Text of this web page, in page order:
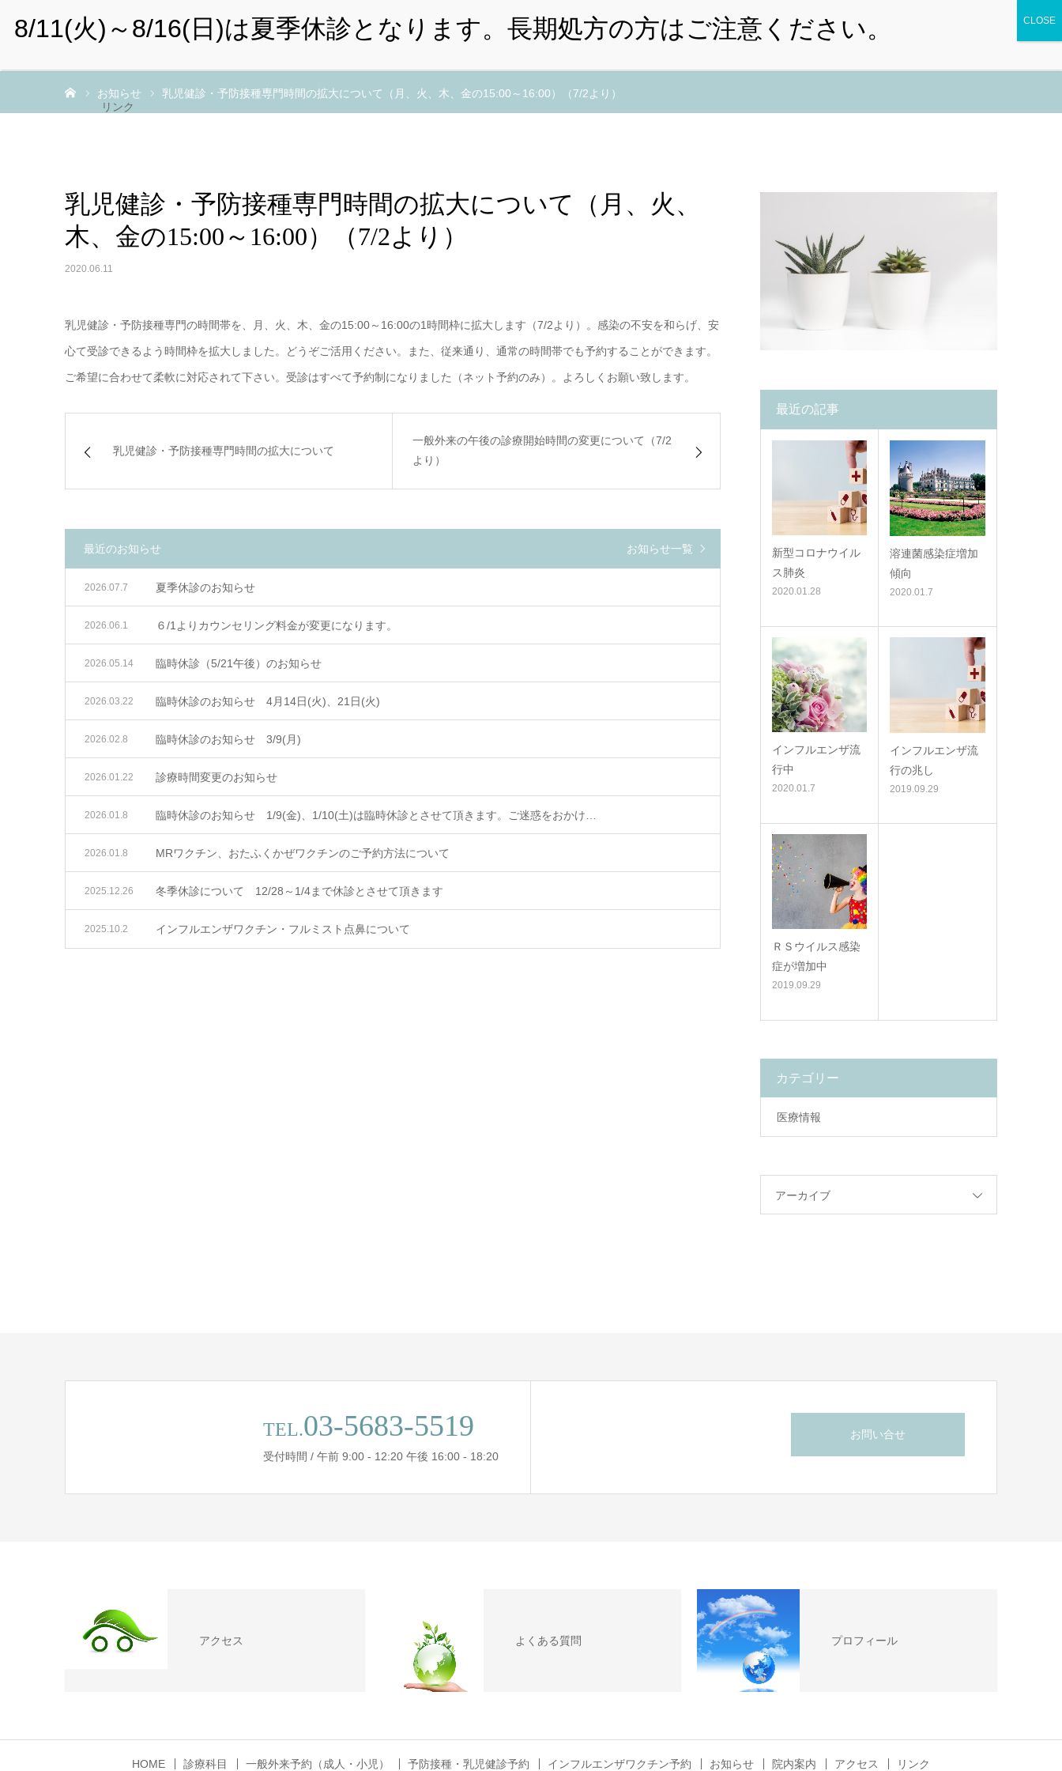
までのこうじクリニック
HOME 診療科目 一般外来予約（成人・小児） 予防接種・乳児健診予約 インフルエンザワクチン予約 お知らせ 院内案内
リンク
お知らせ 乳児健診・予防接種専門時間の拡大について（月、火、木、金の15:00～16:00）（7/2より）
乳児健診・予防接種専門時間の拡大について（月、火、
木、金の15:00～16:00）（7/2より）
2020.06.11
乳児健診・予防接種専門の時間帯を、月、火、木、金の15:00～16:00の1時間枠に拡大します（7/2より）。感染の不安を和らげ、安
心て受診できるよう時間枠を拡大しました。どうぞご活用ください。また、従来通り、通常の時間帯でも予約することができます。
ご希望に合わせて柔軟に対応されて下さい。受診はすべて予約制になりました（ネット予約のみ）。よろしくお願い致します。
乳児健診・予防接種専門時間の拡大について
一般外来の午後の診療開始時間の変更について（7/2
より）
最近のお知らせ お知らせ一覧
夏季休診のお知らせ
2026.07.7
６/1よりカウンセリング料金が変更になります。
2026.06.1
臨時休診（5/21午後）のお知らせ
2026.05.14
臨時休診のお知らせ 4月14日(火)、21日(火)
2026.03.22
臨時休診のお知らせ 3/9(月)
2026.02.8
診療時間変更のお知らせ
2026.01.22
臨時休診のお知らせ 1/9(金)、1/10(土)は臨時休診とさせて頂きます。ご迷惑をおかけ…
2026.01.8
MRワクチン、おたふくかぜワクチンのご予約方法について
2026.01.8
冬季休診について 12/28～1/4まで休診とさせて頂きます
2025.12.26
インフルエンザワクチン・フルミスト点鼻について
2025.10.2
最近の記事
新型コロナウイル
ス肺炎
2020.01.28
溶連菌感染症増加
傾向
2020.01.7
インフルエンザ流
行中
2020.01.7
インフルエンザ流
行の兆し
2019.09.29
ＲＳウイルス感染
症が増加中
2019.09.29
カテゴリー
医療情報
アーカイブ
TEL.03-5683-5519
受付時間 / 午前 9:00 - 12:20 午後 16:00 - 18:20
お問い合せ
アクセス よくある質問 プロフィール
HOME 診療科目 一般外来予約（成人・小児） 予防接種・乳児健診予約 インフルエンザワクチン予約 お知らせ 院内案内 アクセス リンク